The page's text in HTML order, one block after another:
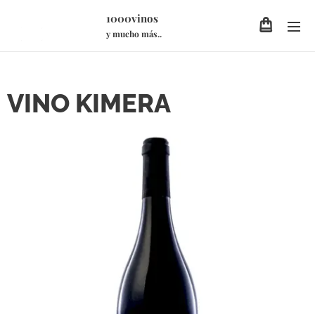
1000vinos
y mucho más..
VINO KIMERA